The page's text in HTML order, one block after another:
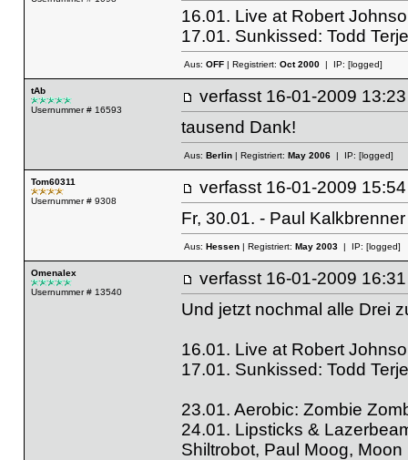
16.01. Live at Robert
17.01. Sunkissed: Todd
Aus: OFF| Registriert: Oct 2000| IP: [logged]
tAb
Usernummer # 16593
verfasst 16-01-2009
tausend Dank!
Aus: Berlin| Registriert: May 2006| IP: [logged]
Tom60311
Usernummer # 9308
verfasst 16-01-2009
Fr, 30.01. - Paul
Aus: Hessen| Registriert: May 2003| IP: [logged]
Omenalex
Usernummer # 13540
verfasst 16-01-2009
Und jetzt nochmal alle Drei
16.01. Live at Robert
17.01. Sunkissed: Todd
23.01. Aerobic: Zombie
24.01. Lipsticks &
Shiltrobot, Paul Moog,